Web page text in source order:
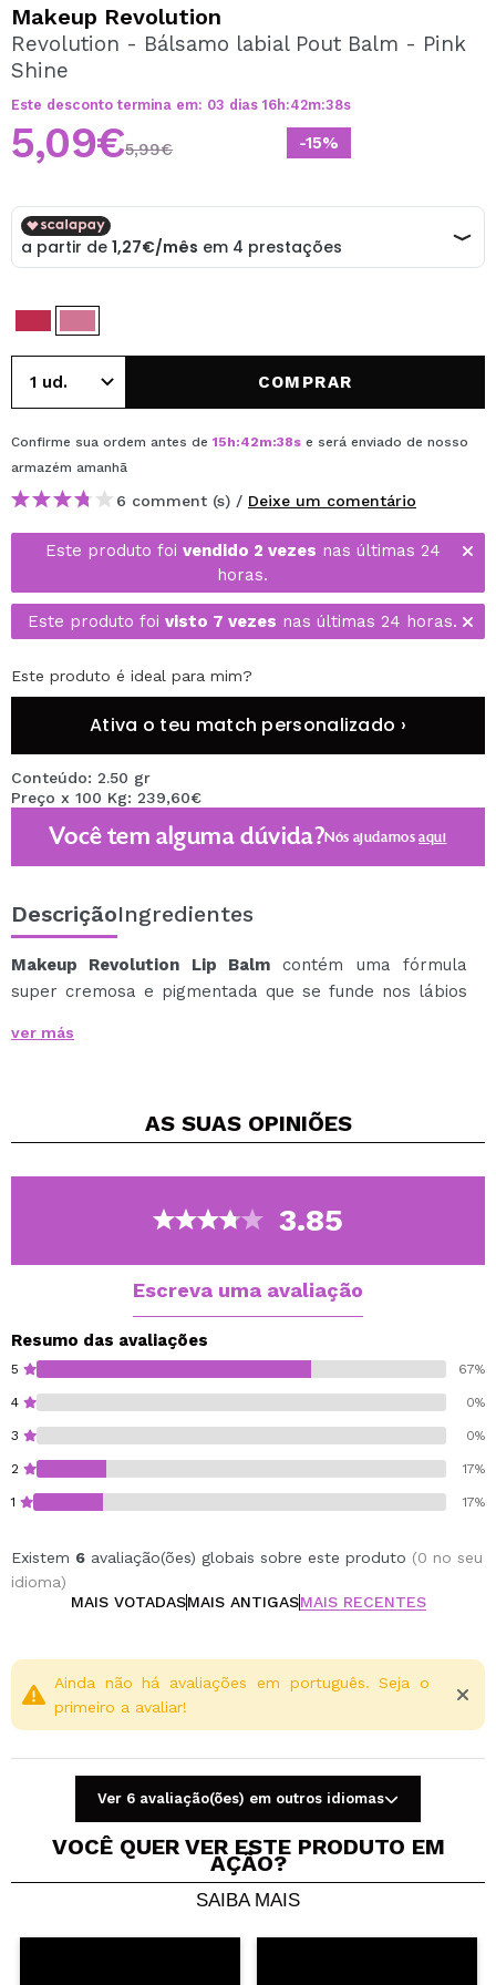
Ao criar uma conta no Maquibeauty.pt pode fazer as suas
compras rapidamente, verificar o estado das suas
Makeup Revolution
Revolution - Bálsamo labial Pout Balm - Pink
Shine
Este desconto termina em: 03 dias 16h:42m:38s
-15%
5,09€5,99€
COMPRAR
Confirme sua ordem antes de 15h:42m:38s e será enviado de nosso
armazém amanhã
6 comment (s) / Deixe um comentário
Este produto foi vendido 2 vezes nas últimas 24
horas.
Este produto foi visto 7 vezes nas últimas 24 horas.
Este produto é ideal para mim?
Ativa o teu match personalizado ›
Conteúdo: 2.50 gr
Preço x 100 Kg: 239,60€
Você tem alguma dúvida?Nós ajudamosaqui
DescriçãoIngredientes
Makeup Revolution Lip Balm contém uma fórmula
super cremosa e pigmentada que se funde nos lábios
brilhante.
este bálsamo hidratante.
Disponível em vários tons, escolha os seus preferidos.
ver más
AS SUAS OPINIÕES
3.85
Escreva uma avaliação
Resumo das avaliações
5 67%
4 0%
3 0%
2 17%
1 17%
Existem 6 avaliação(ões) globais sobre este produto (0 no seu
idioma)
MAIS VOTADASMAIS ANTIGASMAIS RECENTES
Compartilhar um vídeo ou uma foto
Seu vídeo pode ser o primeiro. Imagine isso...
Ainda não há avaliações em português. Seja o
primeiro a avaliar!
Ver 6 avaliação(ões) em outros idiomas
VOCÊ QUER VER ESTE PRODUTO EM
AÇÃO?
SAIBA MAIS